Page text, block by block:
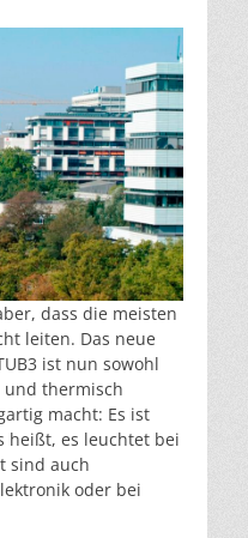
dass die meisten
leiten. Das neue
ist nun sowohl
und thermisch
macht: Es ist
heißt, es leuchtet bei
sind auch
oder bei